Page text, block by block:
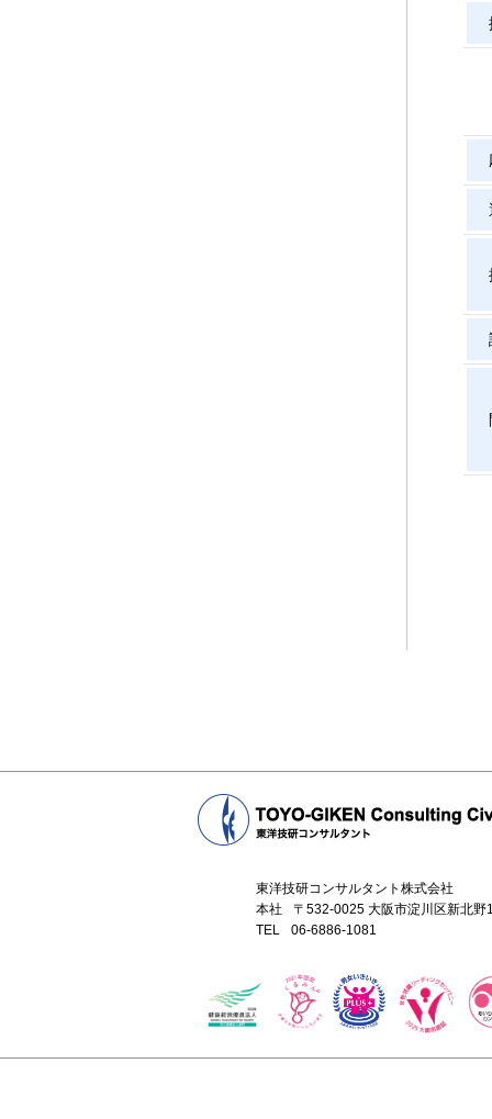
東洋技研コンサルタント株式会社
本社
〒532-0025 大阪市淀川区新北
TEL
06-6886-1081